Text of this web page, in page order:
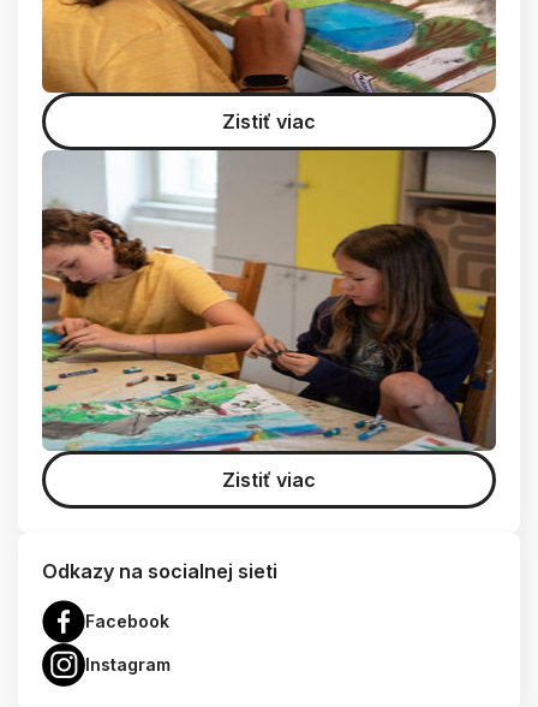
Zistiť viac
Zistiť viac
Odkazy na socialnej sieti
Facebook
Instagram